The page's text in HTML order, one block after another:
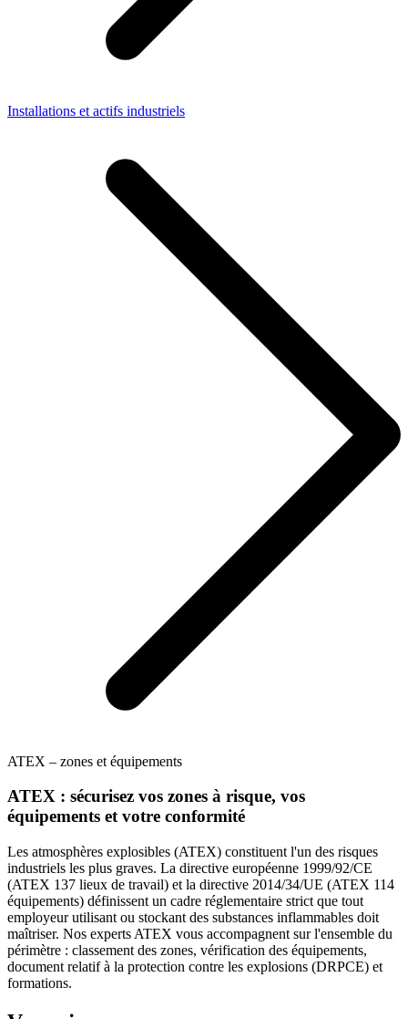
Installations et actifs industriels
ATEX – zones et équipements
ATEX : sécurisez vos zones à risque, vos
équipements et votre conformité
Les atmosphères explosibles (ATEX) constituent l'un des risques
industriels les plus graves. La directive européenne 1999/92/CE
(ATEX 137 lieux de travail) et la directive 2014/34/UE (ATEX 114
équipements) définissent un cadre réglementaire strict que tout
employeur utilisant ou stockant des substances inflammables doit
maîtriser. Nos experts ATEX vous accompagnent sur l'ensemble du
périmètre : classement des zones, vérification des équipements,
document relatif à la protection contre les explosions (DRPCE) et
formations.